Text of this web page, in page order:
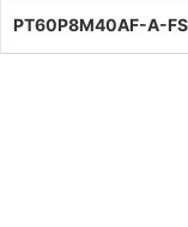
PT60P8M40AF-A-